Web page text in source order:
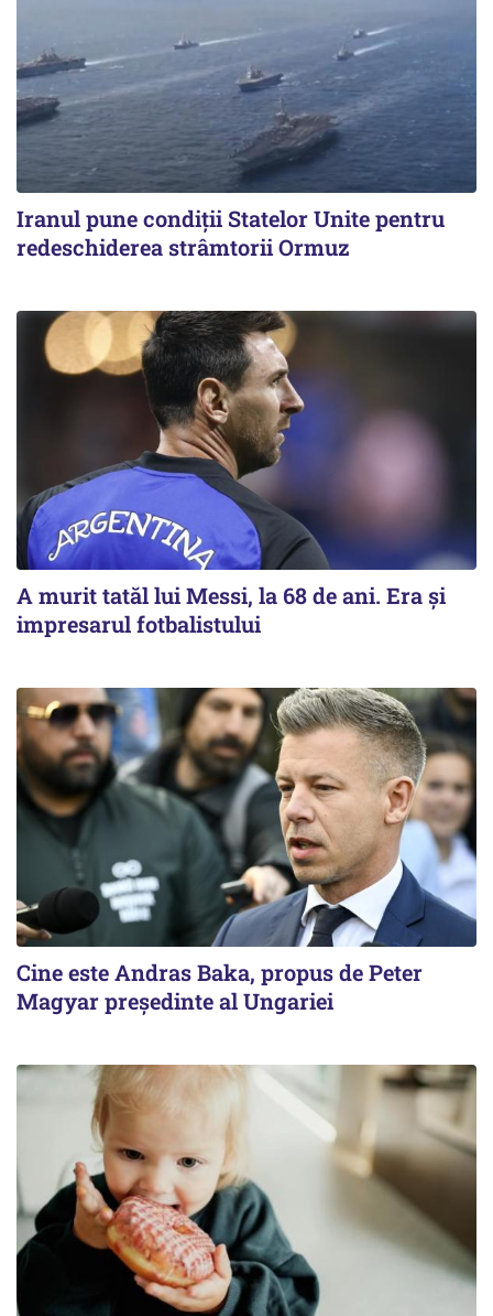
Iranul pune condiții Statelor Unite pentru
redeschiderea strâmtorii Ormuz
A murit tatăl lui Messi, la 68 de ani. Era și
impresarul fotbalistului
Cine este Andras Baka, propus de Peter
Magyar președinte al Ungariei